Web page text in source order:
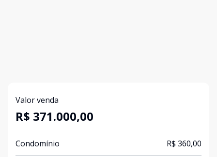
Valor venda
R$ 371.000,00
Condomínio R$ 360,00